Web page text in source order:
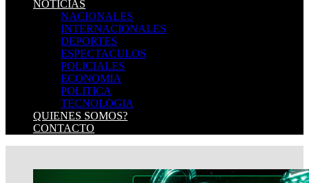
NOTICIAS
NACIONALES
INTERNACIONALES
DEPORTES
ESPECTACULOS
POLICIALES
ECONOMIA
POLITICA
TECNOLOGIA
QUIENES SOMOS?
CONTACTO